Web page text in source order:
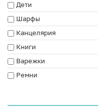
Дети
Шарфы
Канцелярия
Книги
Варежки
Ремни